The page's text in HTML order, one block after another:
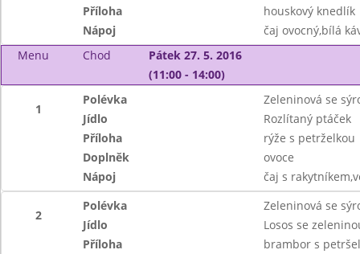
Příloha
houskový knedlík
Nápoj
čaj ovocný,bílá
Menu
Chod
Pátek 27. 5. 2016
(11:00 - 14:00)
1
Polévka
Zeleninová se
Jídlo
Rozlítaný ptáček
Příloha
rýže s petrželkou
Doplněk
ovoce
Nápoj
čaj s
2
Polévka
Zeleninová se
Jídlo
Losos se
Příloha
brambor s